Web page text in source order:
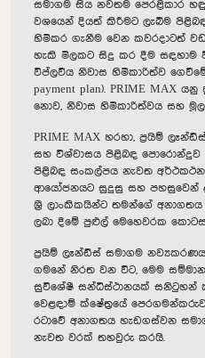
සමාගම සිය නවතම පෙරළිකාර
වශයෙන් දියත් කිරීමට ලැබීම
හිමිකර ගැනීම වෙන කවරදාටත්
හැකි මිලකට සිදු කර දීම සඳහාම
විප්ලවීය නිවාස හිමිකාරිත්ව ගෙවීමේ
payment plan). PRIME MAX
නොව, නිවාස හිමිකාරිත්වය සහ
PRIME MAX හරහා, ප්‍රයිම්
සහ විශ්වාසය පිළිබඳ පොරොන්දුව
පිළිබඳ සංකල්පය නැවත
ආයෝජනයට සුදුසු සහ පහසුවෙන්
ශ්‍රී ලාංකිකයින්ට තමන්ගේ
ලබා දීමේ පුළුල් මෙහෙවරක
ප්‍රයිම් ලෑන්ඩ්ස් සමාගම
ගමනේ නිරත වන විට, මෙම
සුවිශේෂී සන්ධිස්ථානයක් සනිටුහන්
වෙළඳාම් ක්ෂේත්‍රයේ
රටාවේ අනාගතය හැඩගස්වන
නැවත වරක් තහවුරු කරයි.